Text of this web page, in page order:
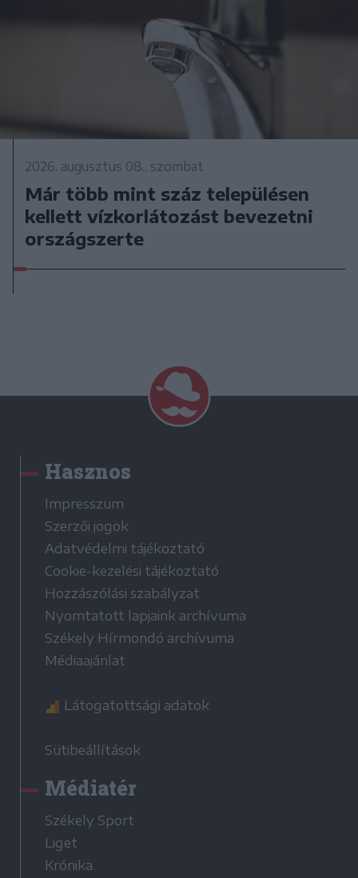
2026. augusztus 08., szombat
Már több mint száz településen
kellett vízkorlátozást bevezetni
országszerte
Hasznos
Impresszum
Szerzői jogok
Adatvédelmi tájékoztató
Cookie-kezelési tájékoztató
Hozzászólási szabályzat
Nyomtatott lapjaink archívuma
Székely Hírmondó archívuma
Médiaajánlat
Látogatottsági adatok
Sütibeállítások
Médiatér
Székely Sport
Liget
Krónika